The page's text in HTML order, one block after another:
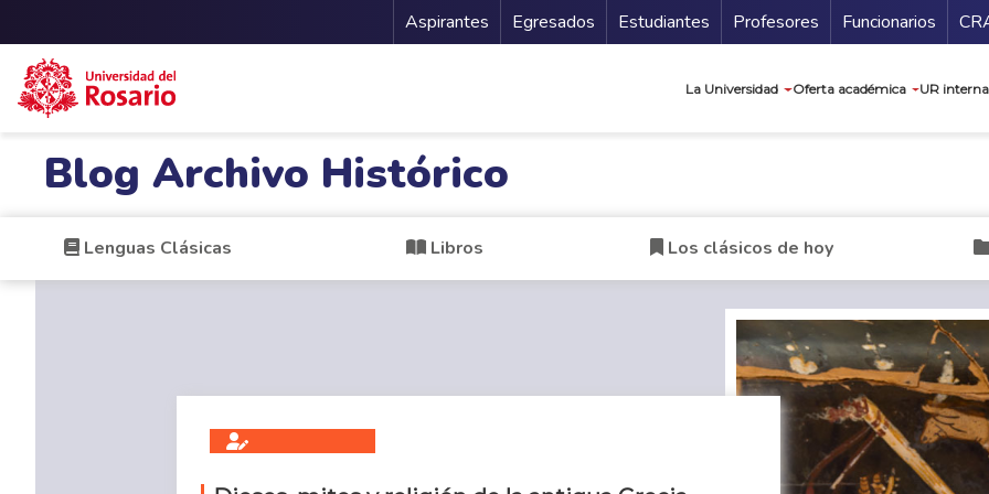
Menu Secundario
Aspirantes Egresados Estudiantes Profesores Funcionarios
La Universidad Oferta académica UR
Blog Archivo Histórico
Lenguas Clásicas Libros Los clásicos de hoy